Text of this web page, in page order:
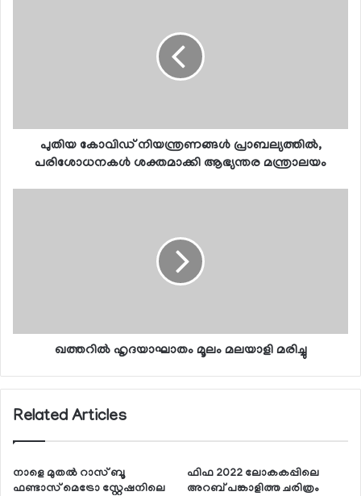
പുതിയ കോവിഡ് നിയന്ത്രണങ്ങള്‍ പ്രാബല്യത്തില്‍,
പരിശോധനകള്‍ ശക്തമാക്കി ആഭ്യന്തര മന്ത്രാലയം
ഖത്തറില്‍ ഹൃദയാഘാതം മൂലം മലയാളി മരിച്ചു
Related Articles
നാളെ മുതല്‍ റാസ് ബൂ
ഫണ്ടാസ് മെട്രോ സ്റ്റേഷനിലെ
ഫിഫ 2022 ലോകകപ്പിലെ
അറബ് പങ്കാളിത്ത ചരിത്രം